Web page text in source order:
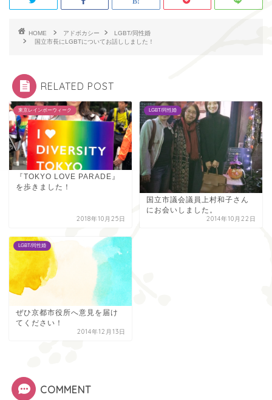
HOME アドボカシー
LGBT/同性婚
国立市長にLGBTについてお話ししました！
RELATED POST
東京レインボーウィーク
『TOKYO LOVE PARADE』
を歩きました！
2018年10月25日
LGBT/同性婚
国立市議会議員上村和子さん
にお会いしました。
2014年10月22日
LGBT/同性婚
ぜひ京都市役所へ意見を届け
てください！
2014年12月13日
COMMENT